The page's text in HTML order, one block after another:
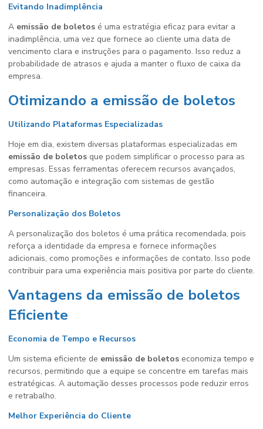
Evitando Inadimplência
A emissão de boletos é uma estratégia eficaz para evitar a
inadimplência, uma vez que fornece ao cliente uma data de
vencimento clara e instruções para o pagamento. Isso reduz a
probabilidade de atrasos e ajuda a manter o fluxo de caixa da
empresa.
Otimizando a emissão de boletos
Utilizando Plataformas Especializadas
Hoje em dia, existem diversas plataformas especializadas em
emissão de boletos que podem simplificar o processo para as
empresas. Essas ferramentas oferecem recursos avançados,
como automação e integração com sistemas de gestão
financeira.
Personalização dos Boletos
A personalização dos boletos é uma prática recomendada, pois
reforça a identidade da empresa e fornece informações
adicionais, como promoções e informações de contato. Isso pode
contribuir para uma experiência mais positiva por parte do cliente.
Vantagens da emissão de boletos
Eficiente
Economia de Tempo e Recursos
Um sistema eficiente de emissão de boletos economiza tempo e
recursos, permitindo que a equipe se concentre em tarefas mais
estratégicas. A automação desses processos pode reduzir erros
e retrabalho.
Melhor Experiência do Cliente